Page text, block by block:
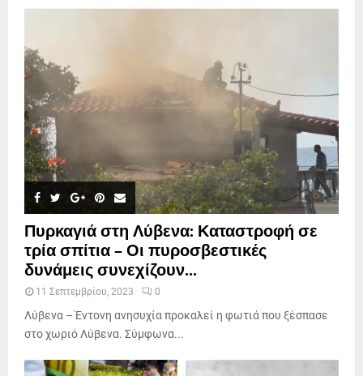
Πυρκαγιά στη Λύβενα: Καταστροφή σε
τρία σπίτια – Οι πυροσβεστικές
δυνάμεις συνεχίζουν...
11 Σεπτεμβρίου, 2023 0
Λύβενα – Έντονη ανησυχία προκαλεί η φωτιά που ξέσπασε
στο χωριό Λύβενα. Σύμφωνα...